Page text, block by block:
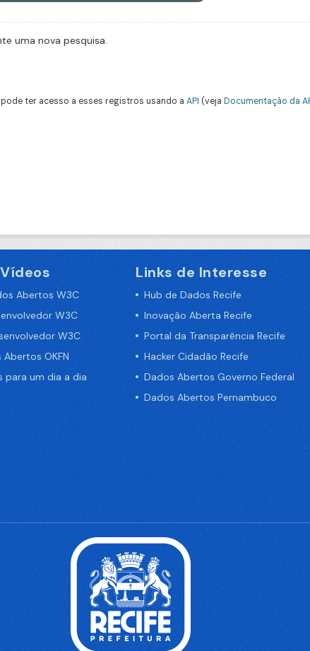
uma nova pesquisa.
ter acesso a esses registros usando a API (veja Documentação da
Abertos W3C
W3C
W3C
OKFN
para um dia a dia
Links de Interesse
Hub de Dados Recife
Inovação Aberta Recife
Portal da Transparência Recife
Hacker Cidadão Recife
Dados Abertos Governo Federal
Dados Abertos Pernambuco